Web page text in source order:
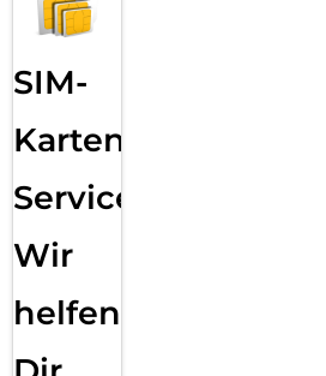
SIM-
Karten
Service:
Wir
helfen